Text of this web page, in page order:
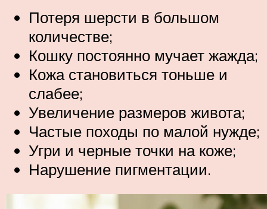
Потеря шерсти в большом
количестве;
Кошку постоянно мучает жажда;
Кожа становиться тоньше и
слабее;
Увеличение размеров живота;
Частые походы по малой нужде;
Угри и черные точки на коже;
Нарушение пигментации.